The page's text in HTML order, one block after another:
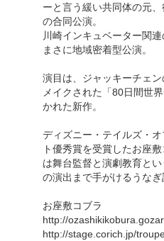
ーと言う緩い共同体の元
の合同公演。
川崎インキュベーター関
まさに地域密着型公演。
演目は、ジャッキーチェ
メイクされた「80日間世
かれた新作。
ディズニー・テイルズ・
ト優秀賞を受賞したお座
は舞台監督と演劇教育と
の演出まで手がけるうなぎ
お座敷コブラ
http://
http://stage.corich.jp/